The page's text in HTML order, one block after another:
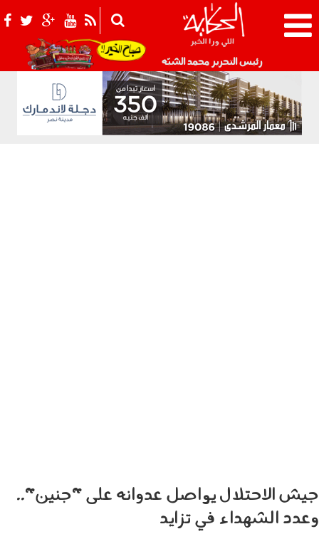
رئيس التحرير محمد الشبّه 021_2.png
جيش الاحتلال يواصل عدوانه على "جنين"..
وعدد الشهداء في تزايد